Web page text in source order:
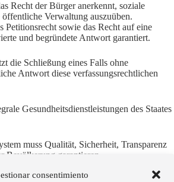
consentimiento
Recht der Bürger anerkennt, soziale
Verwaltung auszuüben.
Petitionsrecht sowie das Recht auf eine
und begründete Antwort garantiert.
die Schließung eines Falls ohne
Antwort diese verfassungsrechtlichen
Gesundheitsdienstleistungen des Staates
muss Qualität, Sicherheit, Transparenz
Bevölkerung garantieren.
und sanitären Kontrolle der